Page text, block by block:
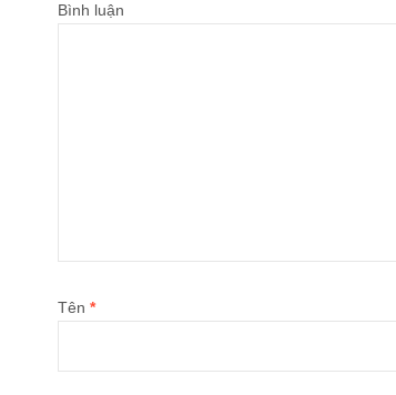
Bình luận
Tên *